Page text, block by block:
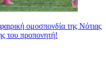
ομοσπονδία της Νότιας
του προπονητή!